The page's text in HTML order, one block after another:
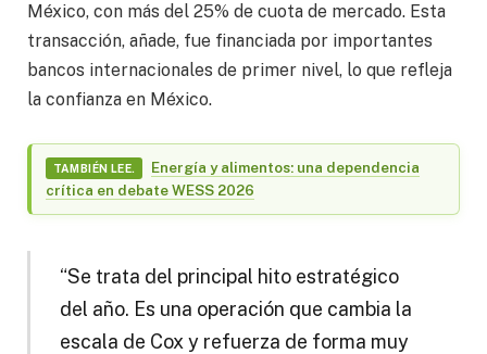
México, con más del 25% de cuota de mercado. Esta
transacción, añade, fue financiada por importantes
bancos internacionales de primer nivel, lo que refleja
la confianza en México.
TAMBIÉN LEE.
Energía y alimentos: una dependencia
crítica en debate WESS 2026
“Se trata del principal hito estratégico
del año. Es una operación que cambia la
escala de Cox y refuerza de forma muy